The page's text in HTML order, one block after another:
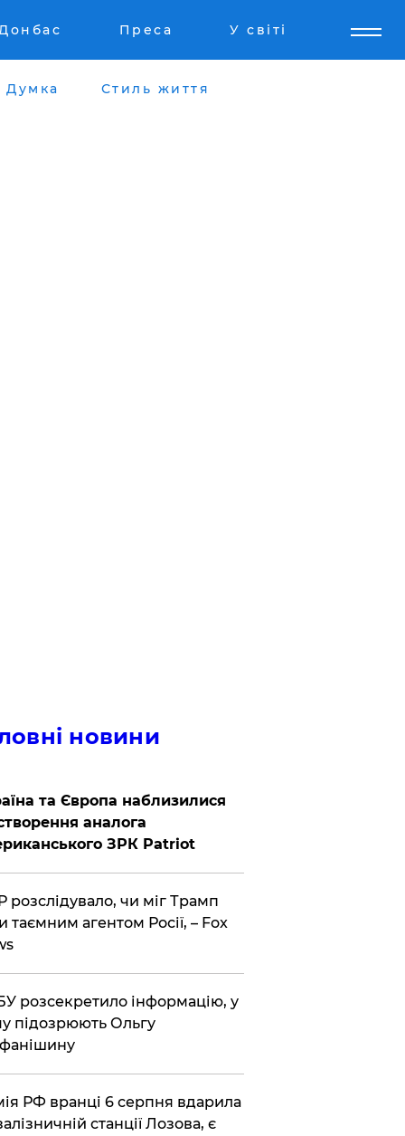
Преса У світі
Думка Стиль життя
новини
та Європа наблизилися
аналога
ЗРК Patriot
розслідувало, чи міг Трамп
таємним агентом Росії, – Fox
розсекретило інформацію, у
підозрюють Ольгу
РФ вранці 6 серпня вдарила
станції Лозова, є